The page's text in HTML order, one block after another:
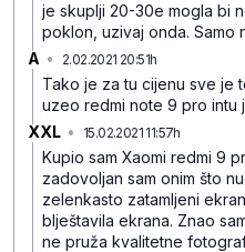
je skuplji 20-30e mogla bi
poklon, uzivaj onda. Samo
A • 2.02.2021 20:51h
Tako je za tu cijenu sve je
uzeo redmi note 9 pro intu
XXL • 15.02.2021 11:57h
Kupio sam Xaomi redmi 9
zadovoljan sam onim što
zelenkasto zatamljeni
blještavila ekrana. Znao
ne pruža kvalitetne